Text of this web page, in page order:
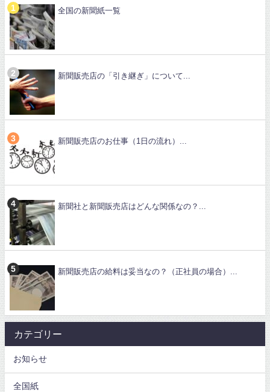
全国の新聞紙一覧
新聞販売店の「引き継ぎ」について...
新聞販売店のお仕事（1日の流れ）...
新聞社と新聞販売店はどんな関係なの？...
新聞販売店の給料は妥当なの？（正社員の場合）...
カテゴリー
お知らせ
全国紙